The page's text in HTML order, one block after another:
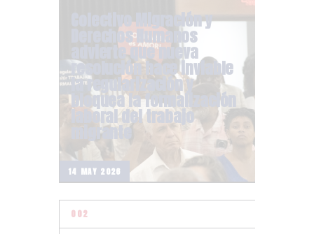
14 MAY 2026
Colectivo Migración y
Derechos Humanos
advierte que nueva
resolución hace inviable
la regularización y
bloquea la formalización
laboral del trabajo
migrante